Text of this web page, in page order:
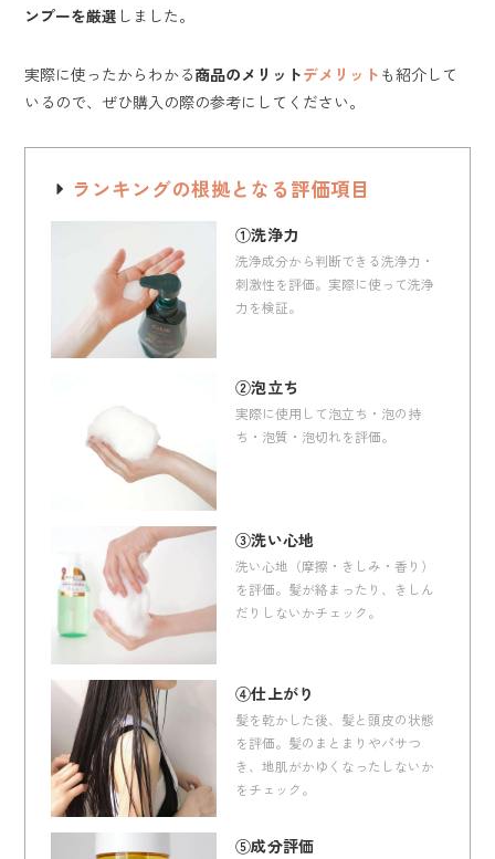
ンプーを厳選 しました。
実際に使ったからわかる商品のメリットデメリット も紹介して
いるので、ぜひ購入の際の参考にしてください。
ランキングの根拠となる評価項目
①洗浄力
洗浄成分から判断できる洗浄力・
刺激性を評価。実際に使って洗浄
力を検証。
②泡立ち
実際に使用して泡立ち・泡の持
ち・泡質・泡切れを評価。
③洗い心地
洗い心地（摩擦・きしみ・香り）
を評価。髪が絡まったり、きしん
だりしないかチェック。
④仕上がり
髪を乾かした後、髪と頭皮の状態
を評価。髪のまとまりやパサつ
き、地肌がかゆくなったしないか
をチェック。
⑤成分評価